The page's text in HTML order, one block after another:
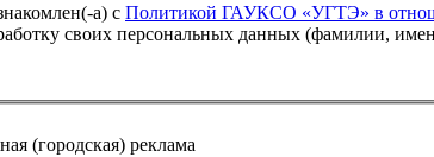
а) с Политикой ГАУКСО «УГТЭ» в
своих персональных данных (фамилии,
(городская) реклама